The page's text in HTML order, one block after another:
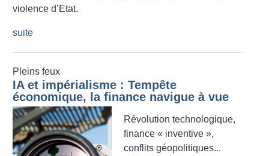
violence d’Etat.
suite
Pleins feux
IA et impérialisme : Tempête
économique, la finance navigue à vue
Révolution technologique,
finance « inventive »,
conflits géopolitiques...